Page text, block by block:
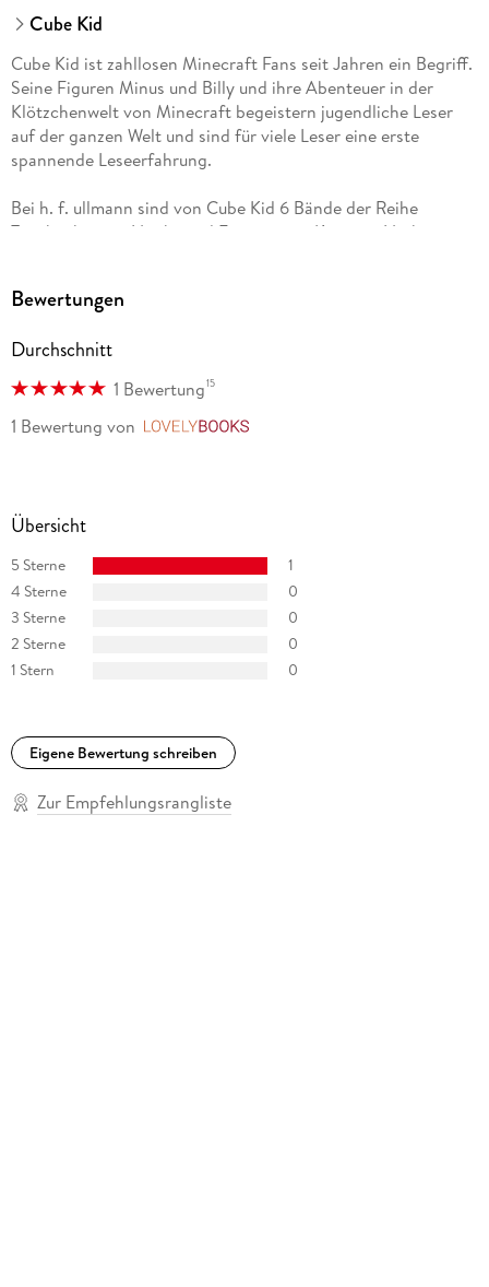
Cube Kid
Cube Kid ist zahllosen Minecraft Fans seit Jahren ein Begriff.
Seine Figuren Minus und Billy und ihre Abenteuer in der
Klötzchenwelt von Minecraft begeistern jugendliche Leser
auf der ganzen Welt und sind für viele Leser eine erste
spannende Leseerfahrung.
Bei h. f. ullmann sind von Cube Kid 6 Bände der Reihe
Tagebuch eines Noobs und Ein verirrter Kater im Nether
Bewertungen
Durchschnitt
1 Bewertung15
1 Bewertung von
Übersicht
5 Sterne
1
4 Sterne
0
3 Sterne
0
2 Sterne
0
1 Stern
0
Eigene Bewertung schreiben
Zur Empfehlungsrangliste